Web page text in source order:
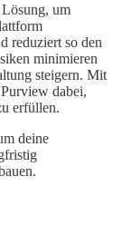
um
reduziert so den
minimieren
steigern. Mit
dabei,
erfüllen.
deine